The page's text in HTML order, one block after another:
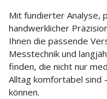
Mit fundierter Analyse,
handwerklicher
Ihnen die passende
Messtechnik und
finden, die nicht nur
Alltag komfortabel sind
können.